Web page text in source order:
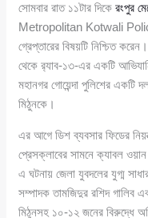
সোমবার রাত ১১টার দিকেরংপুর
Metropolitan Kotwali
গ্রেপ্তারের বিষয়টি নিশ্চিত
থেকে র‌্যাব-১৩-এর একটি
মহানগর গোয়েন্দা পুলিশের একটি
মিঠুনকে।
এর আগে ডিশ ব্যবসার ফিডের
প্রেসক্লাবের সামনে ক্যাবল
এ ঘটনায় জেলা যুবদলের যুগ্ম
সম্পাদক তামজিদুর রশিদ গালিব
মিঠুনসহ ১০-১২ জনের বিরুদ্ধে